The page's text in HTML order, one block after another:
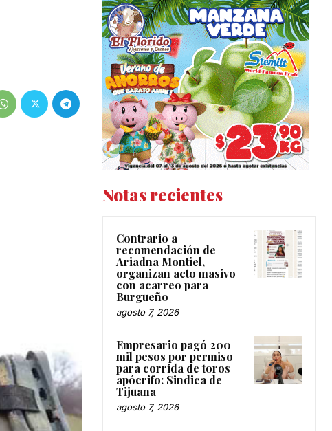
Notas recientes
Contrario a
recomendación de
Ariadna Montiel,
organizan acto masivo
con acarreo para
Burgueño
agosto 7, 2026
Empresario pagó 200
mil pesos por permiso
para corrida de toros
apócrifo: Sindica de
Tijuana
agosto 7, 2026